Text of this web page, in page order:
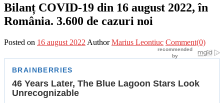
Bilanț COVID-19 din 16 august 2022, în
România. 3.600 de cazuri noi
Posted on 16 august 2022 Author Marius Leontiuc Comment(0)